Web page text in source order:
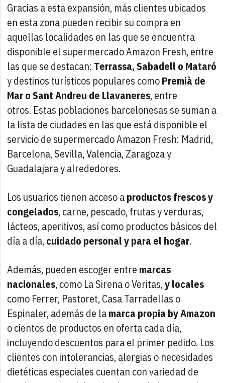
Gracias a esta expansión, más clientes ubicados
en esta zona pueden recibir su compra en
aquellas localidades en las que se encuentra
disponible el supermercado Amazon Fresh, entre
las que se destacan: Terrassa, Sabadell o Mataró
y destinos turísticos populares comoPremià de
Mar o Sant Andreu de Llavaneres, entre
otros. Estas poblaciones barcelonesas se suman a
la lista de ciudades en las que está disponible el
servicio de supermercado Amazon Fresh: Madrid,
Barcelona, Sevilla, Valencia, Zaragoza y
Guadalajara y alrededores.
Los usuarios tienen acceso aproductos frescos y
congelados, carne, pescado, frutas y verduras,
lácteos, aperitivos, así como productos básicos del
día a día,cuidado personal y para el hogar.
Además, pueden escoger entre marcas
nacionales, como La Sirena o Veritas,y locales
como Ferrer, Pastoret, Casa Tarradellas o
Espinaler, además de lamarca propia by Amazon
o cientos de productos en oferta cada día,
incluyendo descuentos para el primer pedido. Los
clientes con intolerancias, alergias o necesidades
dietéticas especiales cuentan con variedad de